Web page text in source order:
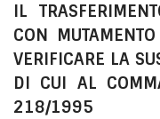
IL
CON
VERIFICARE LA
DI CUI AL
218/1995